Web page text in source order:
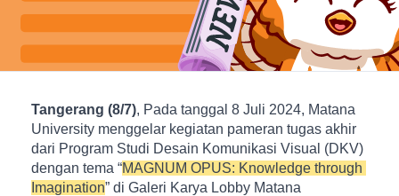
Tangerang (8/7), Pada tanggal 8 Juli 2024, Matana
University menggelar kegiatan pameran tugas akhir
dari Program Studi Desain Komunikasi Visual (DKV)
dengan tema “MAGNUM OPUS: Knowledge through
Imagination” di Galeri Karya Lobby Matana